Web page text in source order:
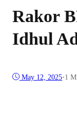
Rakor
Idhul
May 12, 2025•1